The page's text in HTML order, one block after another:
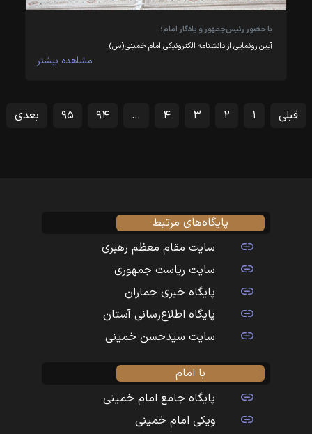
با حضور رئیس‌جمهور و یادگار امام؛
آیین رونمایی از دانشنامه الکترونیکی امام خمینی(س)
مشاهده بیشتر
قبلی ۱ ۲ ۳ ۴ … ۹۴ ۹۵ بعدی
پایگاه‌های مرتبط
سایت مقام معظم رهبری
سایت ریاست جمهوری
پایگاه خبری جماران
پایگاه اطلاع‌رسانی آستان
سایت سیدحسن خمینی
با امام
پایگاه جامع امام خمینی
ویکی امام خمینی